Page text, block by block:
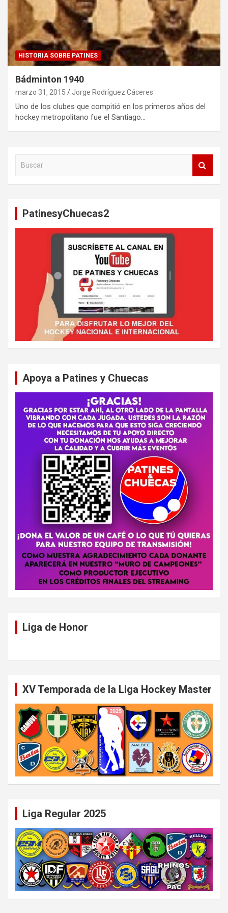
HISTORIA SOBRE PATINES
Bádminton 1940
marzo 31, 2015 Jorge Rodríguez Cáceres
Uno de los clubes que compitió en los primeros años del
hockey metropolitano fue el Santiago…
PatinesyChuecas2
Apoya a Patines y Chuecas
Liga de Honor
XV Temporada de la Liga Hockey Master
Liga Regular 2025